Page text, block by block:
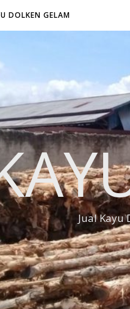
DOLKEN GELAM
Jual